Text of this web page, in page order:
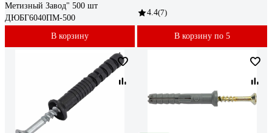
Метизный Завод" 500 шт
ДЮБГ6040ПМ-500
В корзину
4.4(7)
В корзину по 5